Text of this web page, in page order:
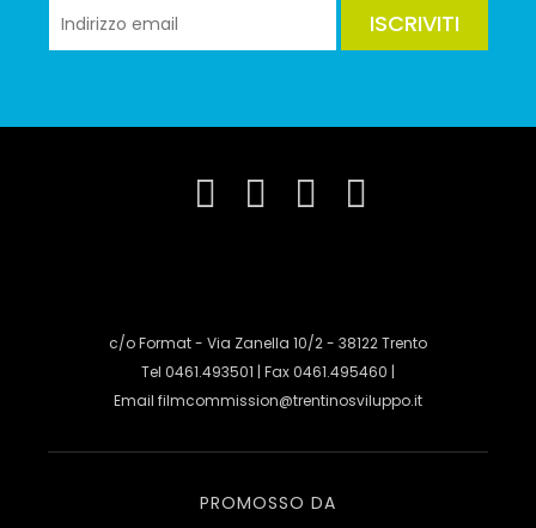
ISCRIVITI
c/o Format - Via Zanella 10/2 - 38122 Trento
Tel 0461.493501 | Fax 0461.495460 |
Email filmcommission@trentinosviluppo.it
PROMOSSO DA